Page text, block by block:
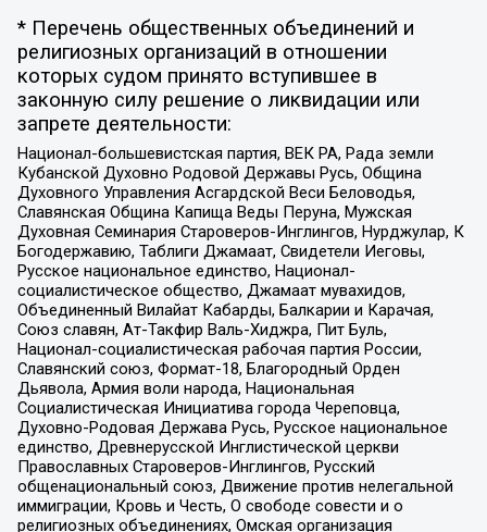
* Перечень общественных объединений и
религиозных организаций в отношении
которых судом принято вступившее в
законную силу решение о ликвидации или
запрете деятельности:
Национал-большевистская партия, ВЕК РА, Рада земли
Кубанской Духовно Родовой Державы Русь, Община
Духовного Управления Асгардской Веси Беловодья,
Славянская Община Капища Веды Перуна, Мужская
Духовная Семинария Староверов-Инглингов, Нурджулар, К
Богодержавию, Таблиги Джамаат, Свидетели Иеговы,
Русское национальное единство, Национал-
социалистическое общество, Джамаат мувахидов,
Объединенный Вилайат Кабарды, Балкарии и Карачая,
Союз славян, Ат-Такфир Валь-Хиджра, Пит Буль,
Национал-социалистическая рабочая партия России,
Славянский союз, Формат-18, Благородный Орден
Дьявола, Армия воли народа, Национальная
Социалистическая Инициатива города Череповца,
Духовно-Родовая Держава Русь, Русское национальное
единство, Древнерусской Инглистической церкви
Православных Староверов-Инглингов, Русский
общенациональный союз, Движение против нелегальной
иммиграции, Кровь и Честь, О свободе совести и о
религиозных объединениях, Омская организация